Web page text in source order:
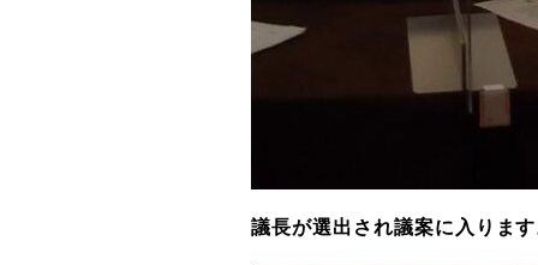
議長が選出され議案に入りま